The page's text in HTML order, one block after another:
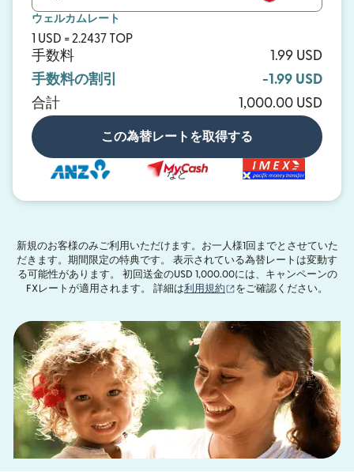
ウェルカムレート
1 USD = 2.2437 TOP
手数料
1.99 USD
手数料の割引
-1.99 USD
合計
1,000.00 USD
この為替レートを取得する
など
新規のお客様のみご利用いただけます。お一人様1回までとさせていた
だきます。期間限定の特典です。 表示されている為替レートは変動す
る可能性があります。 初回送金のUSD 1,000.00には、キャンペーンの
FXレートが適用されます。 詳細は利用規約 （別ウィンドウで開きま
をご確認ください。